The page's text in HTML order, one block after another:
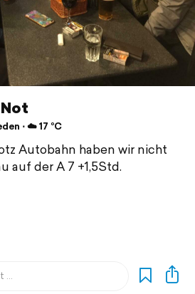
⋅ ☁️ 17 °C
Autobahn haben wir nicht
auf der A 7 +1,5Std.